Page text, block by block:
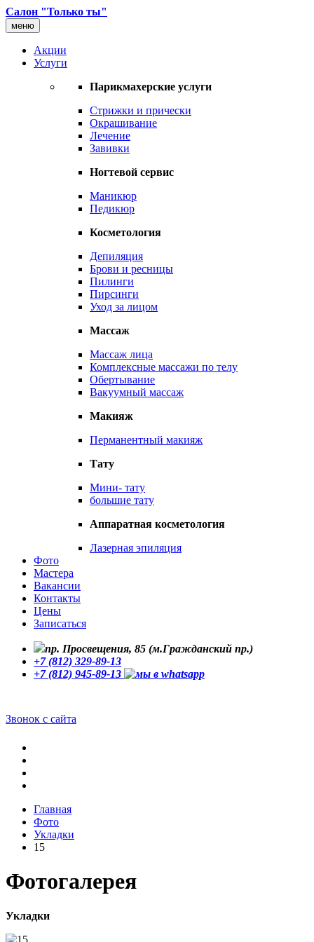
Салон "Только ты"
меню
Акции
Услуги
Парикмахерские услуги
Стрижки и прически
Окрашивание
Лечение
Завивки
Ногтевой сервис
Маникюр
Педикюр
Косметология
Депиляция
Брови и ресницы
Пилинги
Пирсинги
Уход за лицом
Массаж
Массаж лица
Комплексные массажи по телу
Обертывание
Вакуумный массаж
Макияж
Перманентный макияж
Тату
Мини- тату
большие тату
Аппаратная косметология
Лазерная эпиляция
Фото
Мастера
Вакансии
Контакты
Цены
Записаться
пр. Просвещения, 85 (м.Гражданский пр.)
+7 (812) 329-89-13
+7 (812) 945-89-13
Звонок с сайта
Главная
Фото
Укладки
15
Фотогалерея
Укладки